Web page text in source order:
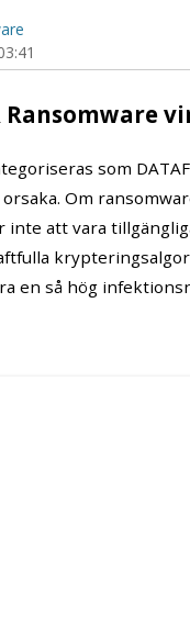
Ransomware
som
Om
inte att vara
en så hög